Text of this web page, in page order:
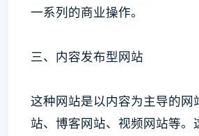
一系列的商业操作。
三、内容发布型网站
这种网站是以内容为主导的网
站、博客网站、视频网站等。